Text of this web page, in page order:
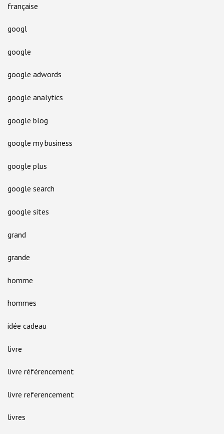
française
googl
google
google adwords
google analytics
google blog
google my business
google plus
google search
google sites
grand
grande
homme
hommes
idée cadeau
livre
livre référencement
livre referencement
livres